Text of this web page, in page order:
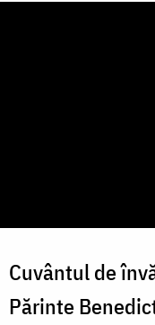
Cuvântul de
Părinte